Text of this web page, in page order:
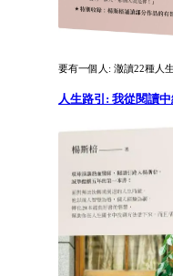
要有一個人: 澈讀22種人
人生路引: 我從閱讀